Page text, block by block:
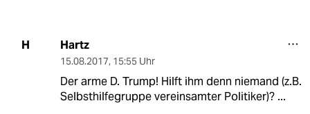
H Hartz
15.08.2017, 15:55 Uhr
Der arme D. Trump! Hilft ihm denn niemand (z.B.
Selbsthilfegruppe vereinsamter Politiker)? ...